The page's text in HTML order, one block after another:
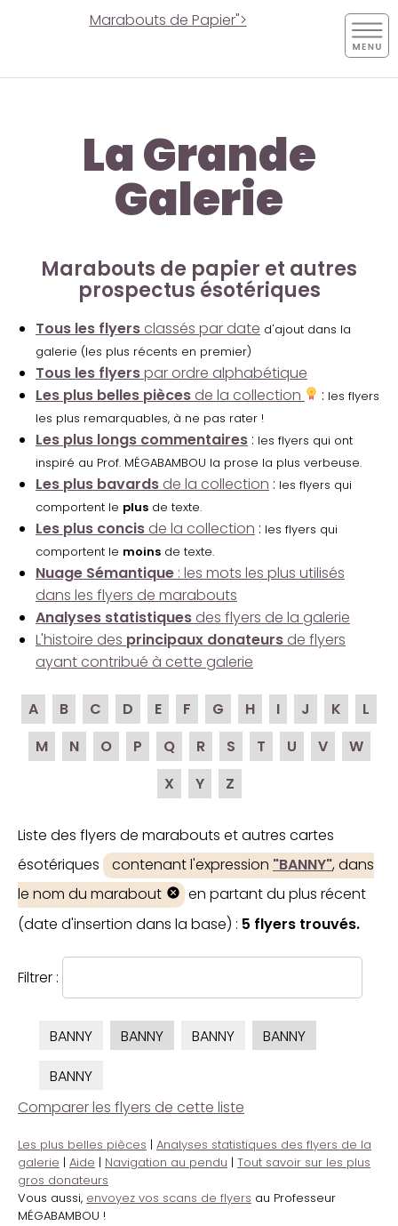
Marabouts de Papier">
La Grande
Galerie
Marabouts de papier et autres
prospectus ésotériques
Tous les flyers classés par date d'ajout dans la
galerie (les plus récents en premier)
Tous les flyerspar ordre alphabétique
Les plus belles pièces de la collection : les flyers
les plus remarquables, à ne pas rater !
Les plus longs commentaires : les flyers qui ont
inspiré au Prof. MÉGABAMBOU la prose la plus verbeuse.
Les plus bavards de la collection : les flyers qui
comportent le plus de texte.
Les plus concis de la collection : les flyers qui
comportent le moins de texte.
Nuage Sémantique : les mots les plus utilisés
dans les flyers de marabouts
Analyses statistiques des flyers de la galerie
L'histoire des principaux donateurs de flyers
ayant contribué à cette galerie
A B C D E F G H I J K
L
M
N O P Q R S T U V
W
X
Y Z
Liste des flyers de marabouts et autres cartes
ésotériques
contenant l'expression "BANNY", dans
le nom du marabout
en partant du plus récent
(date d'insertion dans la base) : 5 flyers trouvés.
Filtrer :
BANNY BANNY BANNY
BANNY
BANNY
Comparer les flyers de cette liste
Les plus belles pièces | Analyses statistiques des flyers de la
galerie | Aide | Navigation au pendu | Tout savoir sur les plus
gros donateurs
Vous aussi, envoyez vos scans de flyers au Professeur
MÉGABAMBOU !